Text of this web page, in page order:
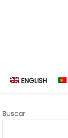
ENGLISH
Buscar